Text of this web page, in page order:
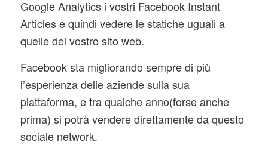
Google Analytics i vostri Facebook Instant
Articles e quindi vedere le statiche uguali a
quelle del vostro sito web.
Facebook sta migliorando sempre di più
l’esperienza delle aziende sulla sua
piattaforma, e tra qualche anno(forse anche
prima) si potrà vendere direttamente da questo
sociale network.